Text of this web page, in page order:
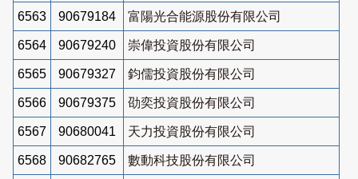
6563 90679184 富陽光合能源股份有限公司
6564 90679240 崇偉投資股份有限公司
6565 90679327 鈞儒投資股份有限公司
6566 90679375 劭奕投資股份有限公司
6567 90680041 天力投資股份有限公司
6568 90682765 數動科技股份有限公司